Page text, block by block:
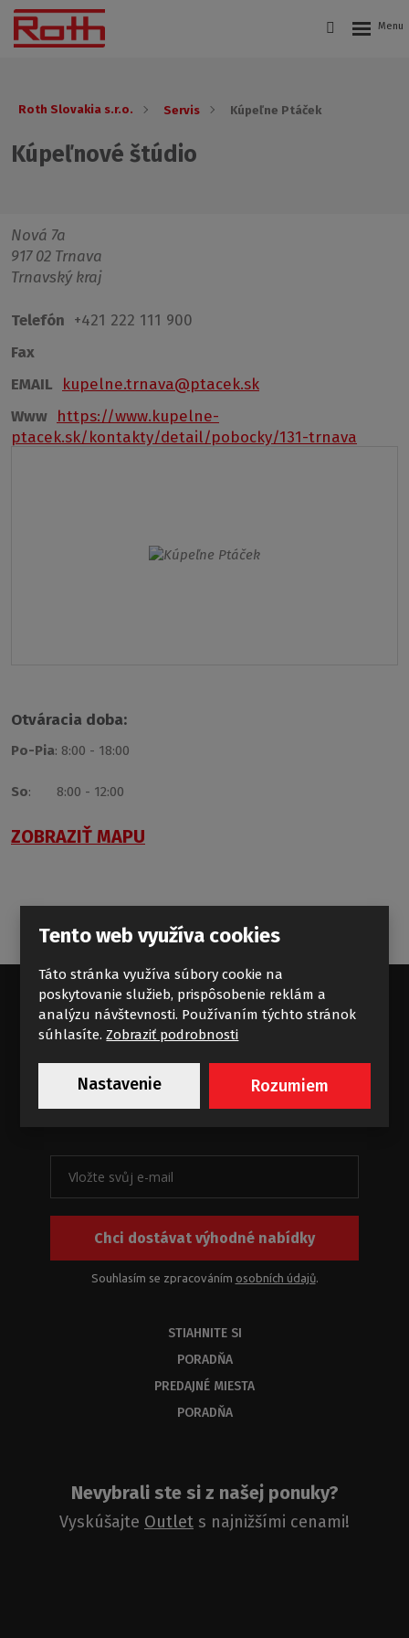
Roth Slovakia s.r.o. Servis Kúpeľne Ptáček
Kúpeľnové štúdio
Nová 7a
917 02 Trnava
Trnavský kraj
Telefón +421 222 111 900
Fax
EMAIL
kupelne.trnava@ptacek.sk
Www https://www.kupelne-
ptacek.sk/kontakty/detail/pobocky/131-trnava
Otváracia doba:
Po-Pia: 8:00 - 18:00
So: 8:00 - 12:00
ZOBRAZIŤ MAPU
Standardní příliv koupelnových
zajímavostí
Novinky a akce na e-mail
Chci dostávat výhodné nabídky
Souhlasím se zpracováním osobních údajů.
STIAHNITE SI
PORADŇA
PREDAJNÉ MIESTA
PORADŇA
Nevybrali ste si z našej ponuky?
Vyskúšajte Outlet s najnižšími cenami!
Tento web využíva cookies
Táto stránka využíva súbory cookie na
poskytovanie služieb, prispôsobenie reklám a
analýzu návštevnosti. Používaním týchto stránok
súhlasíte.Zobraziť podrobnosti
Nastavenie Rozumiem